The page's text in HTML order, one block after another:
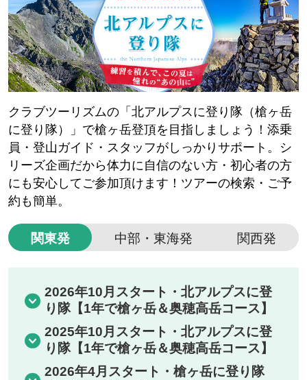
クラブツーリズムの「北アルプスに登り隊（槍ヶ岳
に登り隊）」で槍ヶ岳登頂を目指しましょう！添乗
員・登山ガイド・スタッフがしっかりサポート。シ
リーズ企画だから体力に自信のない方・初心者の方
にも安心してご参加頂けます！ツアーの検索・ご予
約も簡単。
関東発 中部・東海発 関西発
2026年10月スタート・北アルプスに登
り隊【1年で槍ヶ岳＆奥穂高岳コース】
2025年10月スタート・北アルプスに登
り隊【1年で槍ヶ岳＆奥穂高岳コース】
2026年4月スタート・槍ヶ岳に登り隊